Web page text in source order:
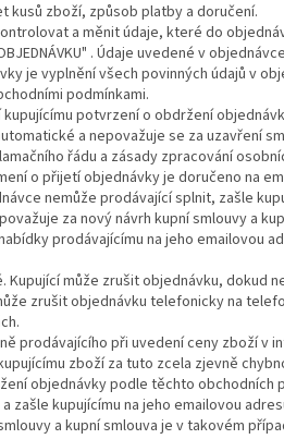
kusů zboží, způsob platby a doručení.
a měnit údaje, které do
. Údaje uvedené v
je vyplnění všech povinných údajů v
podmínkami.
potvrzení o obdržení
a nepovažuje se za uzavření
řádu a zásady zpracování
o přijetí objednávky je doručeno na
nemůže prodávající splnit, zašle
za nový návrh kupní smlouvy a
prodávajícímu na jeho emailovou
může zrušit objednávku, dokud
zrušit objednávku telefonicky na
prodávajícího při uvedení ceny zboží v
zboží za tuto zcela zjevně
objednávky podle těchto obchodních
kupujícímu na jeho emailovou
a kupní smlouva je v takovém